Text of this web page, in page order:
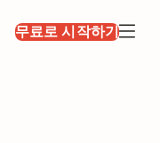
무료로 시작하기